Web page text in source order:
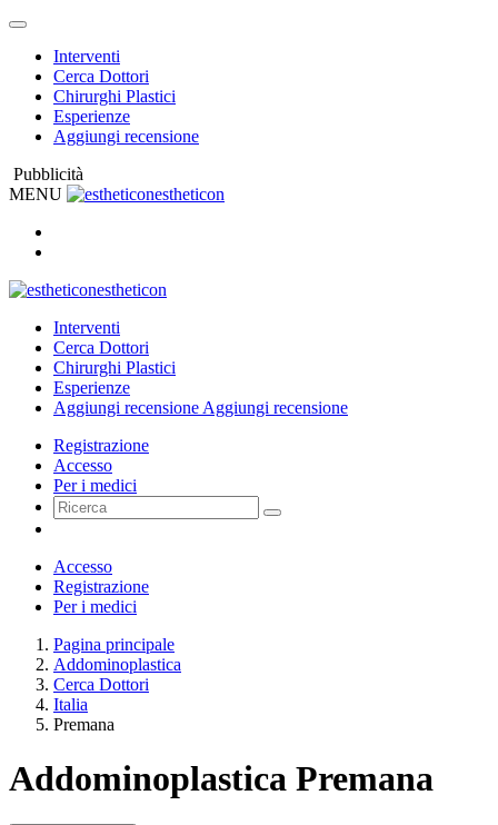
Interventi
Cerca Dottori
Chirurghi Plastici
Esperienze
Aggiungi recensione
Pubblicità
MENU
estheticon
estheticon
Interventi
Cerca Dottori
Chirurghi Plastici
Esperienze
Aggiungi recensione Aggiungi recensione
Registrazione
Accesso
Per i medici
Accesso
Registrazione
Per i medici
Pagina principale
Addominoplastica
Cerca Dottori
Italia
Premana
Addominoplastica Premana